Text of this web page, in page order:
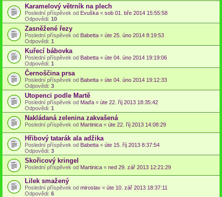
Karamelový větrník na plech
Poslední příspěvek od Evuška « sob 01. bře 2014 15:55:58
Odpovědi: 10
Zasněžené řezy
Poslední příspěvek od Babetta « úte 25. úno 2014 8:19:53
Odpovědi: 1
Kuřecí bábovka
Poslední příspěvek od Babetta « úte 04. úno 2014 19:19:06
Odpovědi: 1
Černoščina prsa
Poslední příspěvek od Babetta « úte 04. úno 2014 19:12:33
Odpovědi: 3
Utopenci podle Martě
Poslední příspěvek od Maďa « úte 22. říj 2013 18:35:42
Odpovědi: 1
Nakládaná zelenina zakvašená
Poslední příspěvek od Martinica « úte 22. říj 2013 14:08:29
Hřibový tatarák ala adžika
Poslední příspěvek od Babetta « úte 15. říj 2013 8:37:54
Odpovědi: 3
Skořicový kringel
Poslední příspěvek od Martinica « ned 29. zář 2013 12:21:29
Lilek smažený
Poslední příspěvek od miroslav « úte 10. zář 2013 18:37:11
Odpovědi: 6